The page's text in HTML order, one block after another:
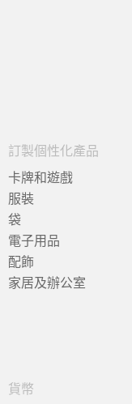
訂製個性化產品
卡牌和遊戲
服裝
袋
電子用品
配飾
家居及辦公室
貨幣